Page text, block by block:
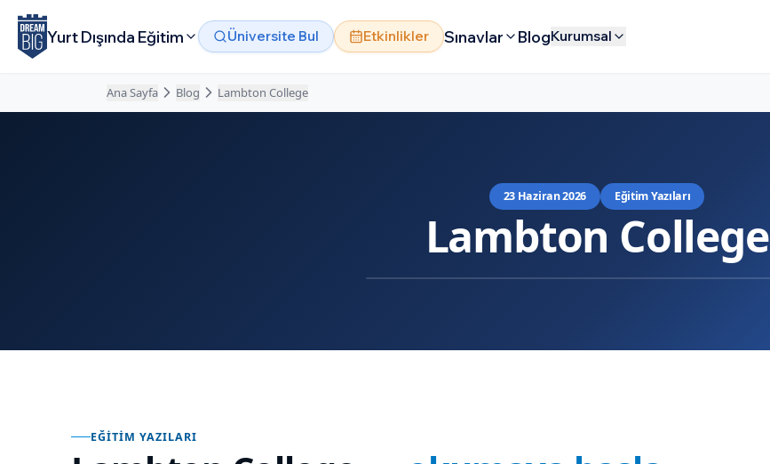
Ana içeriğe atla
Yurt Dışında Eğitim Üniversite Bul Etkinlikler Sınavlar BlogKurumsal
Ana Sayfa Blog Lambton College
23 Haziran 2026 Eğitim Yazıları
Lambton College
EĞITIM YAZILARI